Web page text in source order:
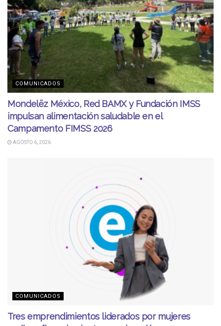
COMUNICADOS
Mondelēz México, Red BAMX y Fundación IMSS
impulsan alimentación saludable en el
Campamento FIMSS 2026
AGOSTO 6, 2026
COMUNICADOS
Tres emprendimientos liderados por mujeres